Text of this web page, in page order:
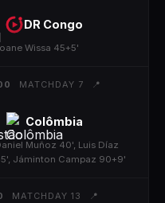
DR Congo
Wissa 45+5'
MATCHDAY 7
📍
Colômbia
Muñoz 40', Luis Díaz
Jáminton Campaz 90+9'
MATCHDAY 13
📍